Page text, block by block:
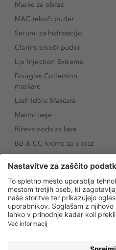
Maske za obraz
MAC tekoči puder
Serumi za hidratacijo
Clarins tekoči puder
Lip Injection Extreme
Douglas Collection
maskare
Lash Idôle Mascara
Mastni lasje
Riževa voda za lase
BB & CC kreme za obraz
SPF 30
Senčila za oči
Tekoči puder
Ličenje povešenih vek
Kako povečati oči